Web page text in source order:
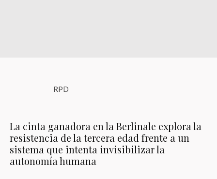
RPD
La cinta ganadora en la Berlinale explora la
resistencia de la tercera edad frente a un
sistema que intenta invisibilizar la
autonomía humana